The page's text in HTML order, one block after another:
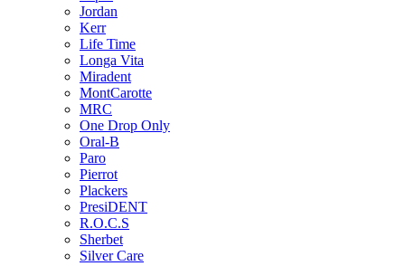
Jordan
Kerr
Life Time
Longa Vita
Miradent
MontCarotte
MRC
One Drop Only
Oral-B
Paro
Pierrot
Plackers
PresiDENT
R.O.C.S
Sherbet
Silver Care